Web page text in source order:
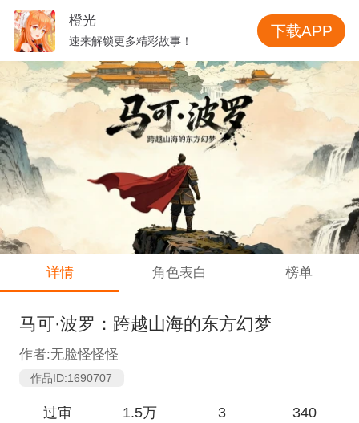
详情 角色表白 榜单
马可·波罗：跨越山海的东方幻梦
作者:无脸怪怪怪
作品ID:1690707
过审 1.5万 3 340
橙光
速来解锁更多精彩故事！
下载APP